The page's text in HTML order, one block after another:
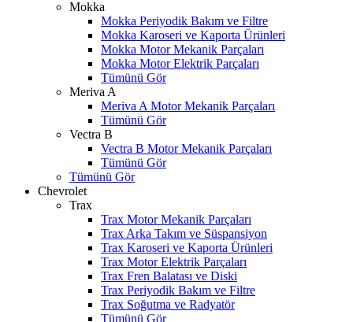
Mokka
Mokka Periyodik Bakım ve Filtre
Mokka Karoseri ve Kaporta Ürünleri
Mokka Motor Mekanik Parçaları
Mokka Motor Elektrik Parçaları
Tümünü Gör
Meriva A
Meriva A Motor Mekanik Parçaları
Tümünü Gör
Vectra B
Vectra B Motor Mekanik Parçaları
Tümünü Gör
Tümünü Gör
Chevrolet
Trax
Trax Motor Mekanik Parçaları
Trax Arka Takım ve Süspansiyon
Trax Karoseri ve Kaporta Ürünleri
Trax Motor Elektrik Parçaları
Trax Fren Balatası ve Diski
Trax Periyodik Bakım ve Filtre
Trax Soğutma ve Radyatör
Tümünü Gör